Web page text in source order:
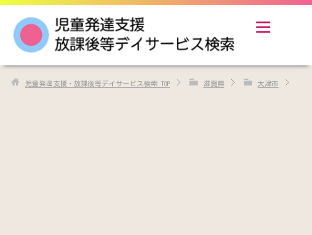
児童発達支援・放課後等デイサービス検索 TOP 滋賀県 大津市